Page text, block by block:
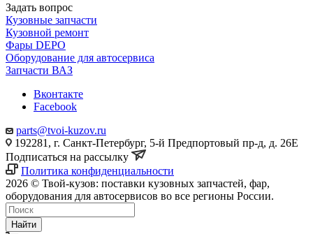
Задать вопрос
Кузовные запчасти
Кузовной ремонт
Фары DEPO
Оборудование для автосервиса
Запчасти ВАЗ
Вконтакте
Facebook
parts@tvoi-kuzov.ru
192281, г. Санкт-Петербург, 5-й Предпортовый пр-д, д. 26Е
Подписаться на рассылку
Политика конфиденциальности
2026 © Твой-кузов: поставки кузовных запчастей, фар,
оборудования для автосервисов во все регионы России.
Найти